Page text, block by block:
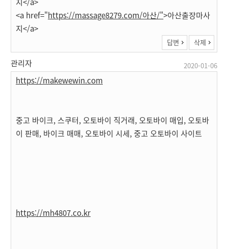
<a href="https://massage8279.com/아산/">아산출장마사
지</a>
답변 삭제
관리자 2020-01-06
https://makewewin.com
중고 바이크, 스쿠터, 오토바이 직거래, 오토바이 매입, 오토바
이 판매, 바이크 매매, 오토바이 시세, 중고 오토바이 사이트
https://mh4807.co.kr